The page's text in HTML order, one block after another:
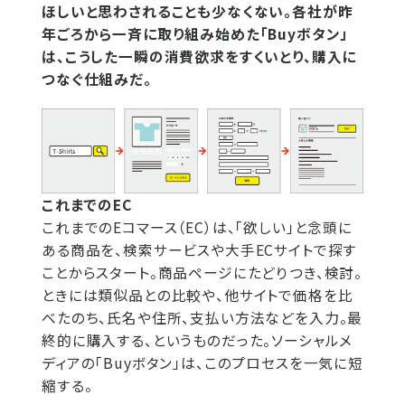
ほしいと思わされることも少なくない。各社が昨
年ごろから一斉に取り組み始めた「Buyボタン」
は、こうした一瞬の消費欲求をすくいとり、購入に
つなぐ仕組みだ。
これまでのEC
これまでのEコマース（EC）は、「欲しい」と念頭に
ある商品を、検索サービスや大手ECサイトで探す
ことからスタート。商品ページにたどりつき、検討。
ときには類似品との比較や、他サイトで価格を比
べたのち、氏名や住所、支払い方法などを入力。最
終的に購入する、というものだった。ソーシャルメ
ディアの「Buyボタン」は、このプロセスを一気に短
縮する。